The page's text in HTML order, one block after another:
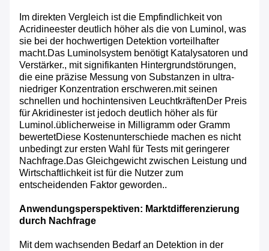
Im direkten Vergleich ist die Empfindlichkeit von
Acridineester deutlich höher als die von Luminol, was
sie bei der hochwertigen Detektion vorteilhafter
macht.Das Luminolsystem benötigt Katalysatoren und
Verstärker., mit signifikanten Hintergrundstörungen,
die eine präzise Messung von Substanzen in ultra-
niedriger Konzentration erschweren.mit seinen
schnellen und hochintensiven LeuchtkräftenDer Preis
für Akridinester ist jedoch deutlich höher als für
Luminol.üblicherweise in Milligramm oder Gramm
bewertetDiese Kostenunterschiede machen es nicht
unbedingt zur ersten Wahl für Tests mit geringerer
Nachfrage.Das Gleichgewicht zwischen Leistung und
Wirtschaftlichkeit ist für die Nutzer zum
entscheidenden Faktor geworden..
Anwendungsperspektiven: Marktdifferenzierung
durch Nachfrage
Mit dem wachsenden Bedarf an Detektion in der